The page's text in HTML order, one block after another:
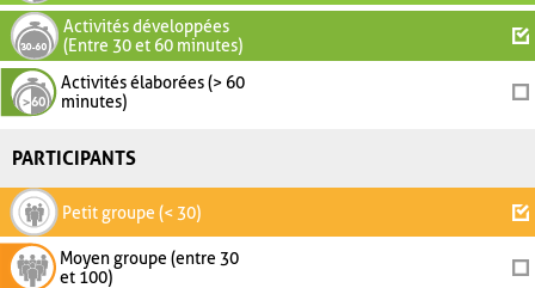
Activités développées
(Entre 30 et 60 minutes)
Activités élaborées (> 60
minutes)
PARTICIPANTS
Petit groupe (< 30)
Moyen groupe (entre 30
et 100)